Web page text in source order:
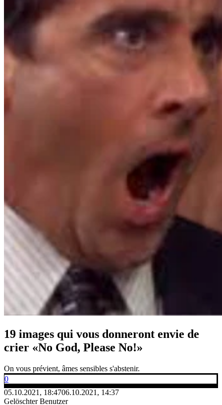
19 images qui vous donneront envie de
crier «No God, Please No!»
On vous prévient, âmes sensibles s'abstenir.
0
05.10.2021, 18:4706.10.2021, 14:37
Gelöschter Benutzer